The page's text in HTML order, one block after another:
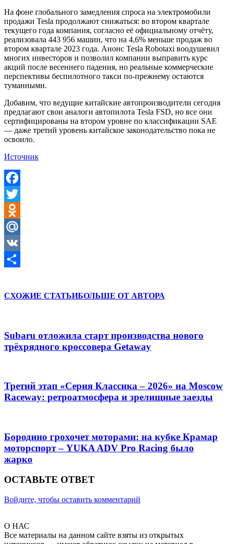
На фоне глобального замедления спроса на электромобили
продажи Tesla продолжают снижаться: во втором квартале
текущего года компания, согласно её официальному отчёту,
реализовала 443 956 машин, что на 4,6% меньше продаж во
втором квартале 2023 года. Анонс Tesla Robotaxi воодушевил
многих инвесторов и позволил компании выправить курс
акций после весеннего падения, но реальные коммерческие
перспективы беспилотного такси по-прежнему остаются
туманными.
Добавим, что ведущие китайские автопроизводители сегодня
предлагают свои аналоги автопилота Tesla FSD, но все они
сертифицированы на втором уровне по классификации SAE
— даже третий уровень китайское законодательство пока не
освоило.
Источник
Facebook
Twitter
Odnoklassniki
Mail.Ru
VK
СХОЖИЕ СТАТЬИБОЛЬШЕ ОТ АВТОРА
Subaru отложила старт производства нового
трёхрядного кроссовера Getaway
Третий этап «Серия Классика – 2026» на Moscow
Raceway: ретроатмосфера и зрелищные заезды
Бородино грохочет моторами: на кубке Крамар
моторспорт – YUKA ADV Pro Racing было
жарко
ОСТАВЬТЕ ОТВЕТ
Войдите, чтобы оставить комментарий
О НАС
Все материалы на данном сайте взяты из открытых